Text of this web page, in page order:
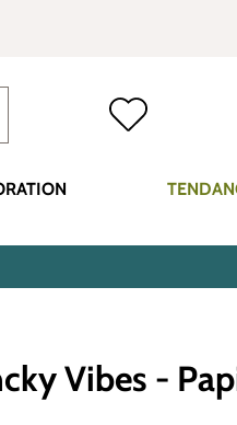
Vibes -